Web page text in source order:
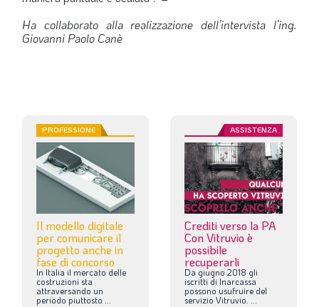
Ha collaborato alla realizzazione dell’intervista l’ing.
Giovanni Paolo Canè
PROFESSIONE
Il modello digitale
per comunicare il
progetto anche in
fase di concorso
In Italia il mercato delle
costruzioni sta
attraversando un
periodo piuttosto
ASSISTENZA
Crediti verso la PA
Con Vitruvio è
possibile
recuperarli
Da giugno 2018 gli
iscritti di Inarcassa
possono usufruire del
servizio Vitruvio.